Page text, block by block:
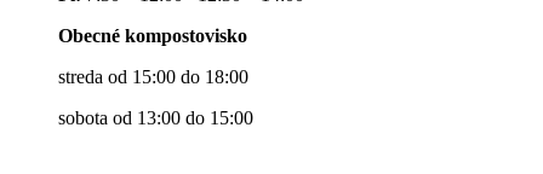
Obecné kompostovisko
streda od 15:00 do 18:00
sobota od 13:00 do 15:00